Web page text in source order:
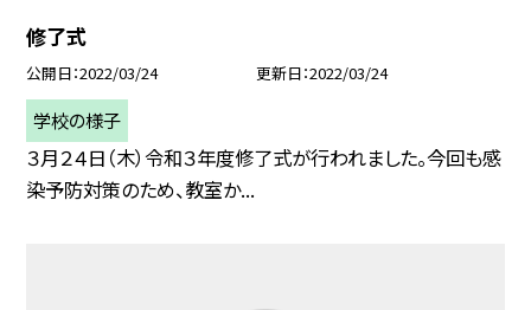
修了式
公開日 2022/03/24 更新日 2022/03/24
学校の様子
３月２４日（木）令和３年度修了式が行われました。今回も感
染予防対策のため、教室か...